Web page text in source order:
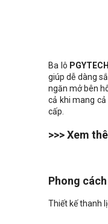
Ba lô
giúp dễ dàng
ngăn mở bên
cả khi mang
cấp.
>>> Xem
Phong
Thiết kế thanh